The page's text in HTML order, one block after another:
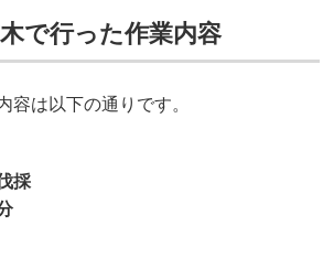
で行った作業内容
容は以下の通りです。
採